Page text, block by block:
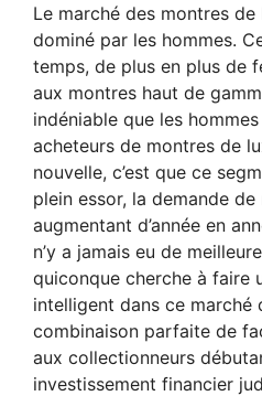
Le marché des montres
dominé par les hommes.
temps, de plus en plus de
aux montres haut de
indéniable que les
acheteurs de montres de
nouvelle, c’est que ce
plein essor, la demande
augmentant d’année en
n’y a jamais eu de
quiconque cherche à faire
intelligent dans ce marché
combinaison parfaite de
aux collectionneurs
investissement financier